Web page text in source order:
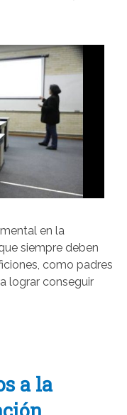
en la
siempre deben
como padres
lograr conseguir
a la